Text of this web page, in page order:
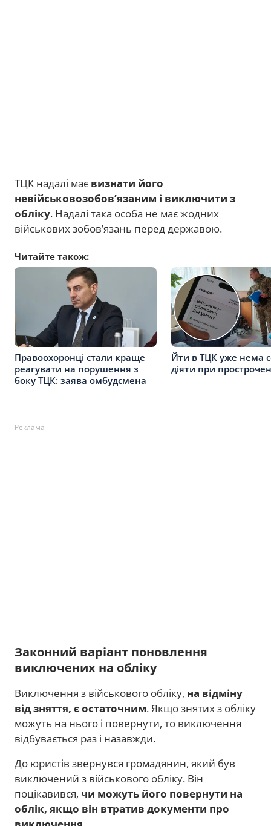
ТЦК надалі має визнати його
невійськовозобов’язаним і виключити з
обліку. Надалі така особа не має жодних
військових зобов’язань перед державою.
Читайте також:
Правоохоронці стали краще
реагувати на порушення з
боку ТЦК: заява омбудсмена
Йти в ТЦК уже нема
діяти при
Реклама
Законний варіант поновлення
виключених на обліку
Виключення з військового обліку, на відміну
від зняття, є остаточним. Якщо знятих з обліку
можуть на нього і повернути, то виключення
відбувається раз і назавжди.
До юристів звернувся громадянин, який був
виключений з військового обліку. Він
поцікавився, чи можуть його повернути на
облік, якщо він втратив документи про